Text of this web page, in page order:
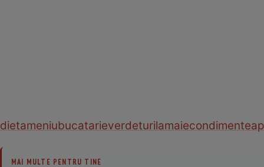
dietameniubucatarieverdeturilamaiecondimente
MAI MULTE PENTRU TINE